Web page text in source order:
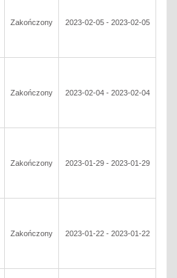
Zakończony 2023-02-05 - 2023-02-05
Zakończony 2023-02-04 - 2023-02-04
Zakończony 2023-01-29 - 2023-01-29
Zakończony 2023-01-22 - 2023-01-22